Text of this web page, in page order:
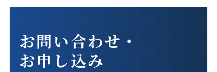
お問い合わせ ・
お申し込み